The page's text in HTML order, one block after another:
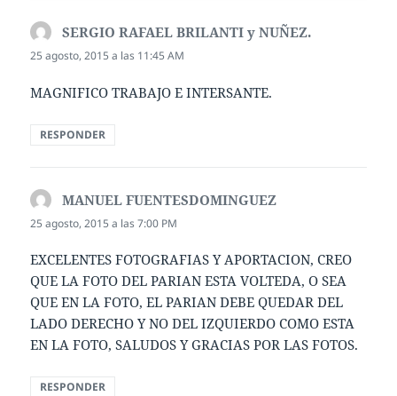
SERGIO RAFAEL BRILANTI y NUÑEZ.
25 agosto, 2015 a las 11:45 AM
MAGNIFICO TRABAJO E INTERSANTE.
RESPONDER
MANUEL FUENTESDOMINGUEZ
25 agosto, 2015 a las 7:00 PM
EXCELENTES FOTOGRAFIAS Y APORTACION, CREO
QUE LA FOTO DEL PARIAN ESTA VOLTEDA, O SEA
QUE EN LA FOTO, EL PARIAN DEBE QUEDAR DEL
LADO DERECHO Y NO DEL IZQUIERDO COMO ESTA
EN LA FOTO, SALUDOS Y GRACIAS POR LAS FOTOS.
RESPONDER